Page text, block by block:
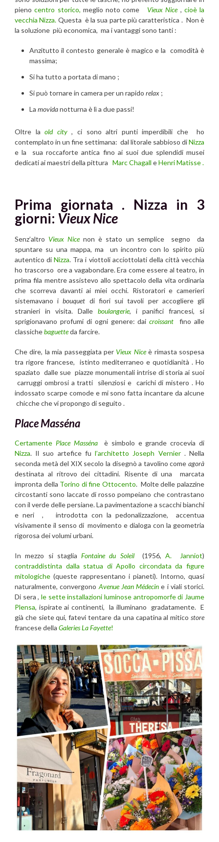
pienocentro storico, meglio noto come Vieux Nice, cioè la
vecchia Nizza. Questa è la sua parte più caratteristica . Non è
la soluzione più economica, ma i vantaggi sono tanti :
Anzitutto il contesto generale è magico e la comodità è
massima;
Si ha tutto a portata di mano ;
Si può tornare in camera per un rapido relax ;
La movidanotturna è lì a due passi!
Oltre laold city, ci sono altri punti imperdibili che ho
contemplato in un fine settimana: dal litorale sabbioso diNizza
e la sua roccaforte antica fino ai suoi due splendidi musei
dedicati ai maestri della pittura Marc Chagall eHenri Matisse .
Prima giornata . Nizza in 3
giorni: Vieux Nice
Senz’altro Vieux Nicenon è stato un semplice segno da
spuntare su una mappa, ma un incontro con lo spirito più
autentico diNizza. Tra i viottoli acciottolati della città vecchia
ho trascorso ore a vagabondare. Era come essere al teatro, in
prima fila mentre assistevo allo spettacolo della vita ordinaria
che scorreva davanti ai miei occhi. Ristoratori e camerieri
sistemavano i bouquet di fiori sui tavoli per accogliere gli
stranieri in visita. Dalle boulangerie, i panifici francesi, si
sprigionavano profumi di ogni genere: daicroissant fino alle
classichebaguetteda farcire.
Che dire, la mia passeggiata per Vieux Niceè rimasta sospesa
tra rigore francese, istinto mediterraneo e quotidianità . Ho
spaziato dalle sue piazze monumentali intrise di storia ai suoi
carruggi ombrosi a tratti silenziosi e carichi di mistero . Ho
indossato scarpe comode e mi sono fatta incantare da alcune
chicche che vi propongo di seguito .
Place Masséna
Certamente Place Massénaè simbolo e grande crocevia di
Nizza. Il suo artefice ful’architetto Joseph Vernier. Nella
seconda metà del XIX secolo la disegnò a tavolino come agorà
destinata al ritrovo dei cittadini. Risente di una marcata
impronta della Torino di fine Ottocento. Molte delle palazzine
circostanti sono laccate di rosso pompeiano che contrastano
con il verde delle persiane. La pavimentazione a scacchi bianchi
e neri , introdotta con la pedonalizzazione, accentua
visivamente il senso di movimento e dialoga con la geometria
rigorosa dei volumi urbani.
In mezzo si stagliaFontaine du Soleil(1956,A. Janniot)
contraddistinta dalla statua di Apollo circondata da figure
mitologiche (queste rappresentano i pianeti). Intorno, quasi
naturalmente, convergono Avenue Jean Médecin e i viali storici.
Di sera , le sette installazioni luminose antropomorfe di Jaume
Plensa, ispirate ai continenti, la illuminano gradatamente. E
già che siete qui, fatevi tentare da una capatina al mitico store
francese della Galeries La Fayette!